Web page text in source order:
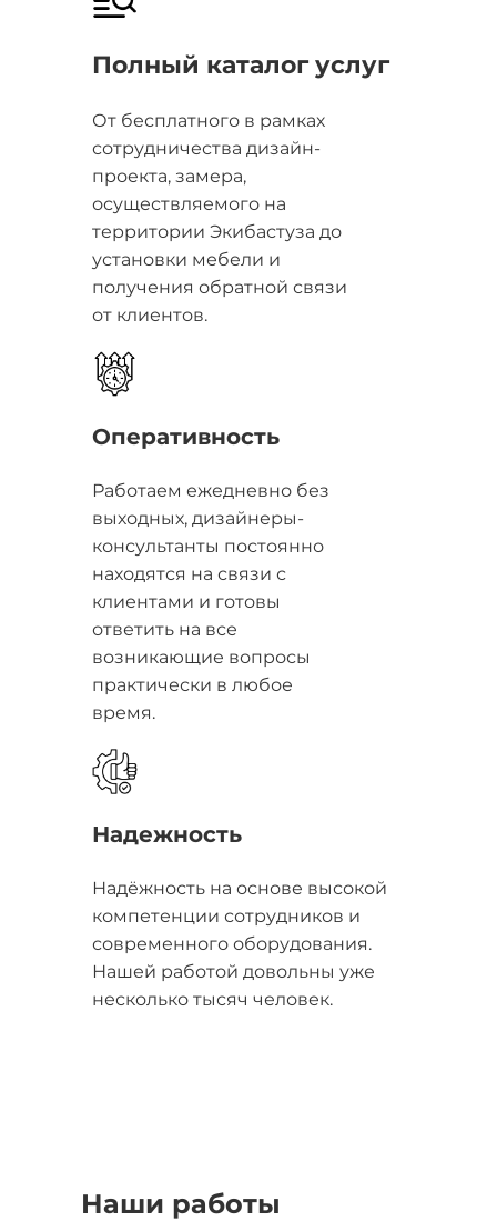
Полный каталог услуг
От бесплатного в рамках
сотрудничества дизайн-
проекта, замера,
осуществляемого на
территории Экибастуза до
установки мебели и
получения обратной связи
от клиентов.
Оперативность
Работаем ежедневно без
выходных, дизайнеры-
консультанты постоянно
находятся на связи с
клиентами и готовы
ответить на все
возникающие вопросы
практически в любое
время.
Надежность
Надёжность на основе высокой
компетенции сотрудников и
современного оборудования.
Нашей работой довольны уже
несколько тысяч человек.
Наши работы